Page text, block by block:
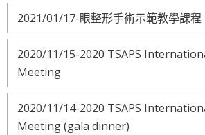
2021/01/17-眼整形手術示範教學課程
2020/11/15-2020 TSAPS
Meeting
2020/11/14-2020 TSAPS
Meeting (gala dinner)